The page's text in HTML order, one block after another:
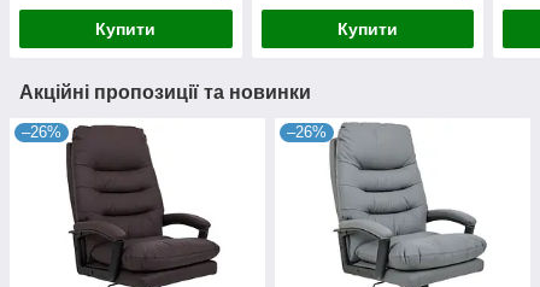
Купити Купити
Акційні пропозиції та новинки
–26% –26%